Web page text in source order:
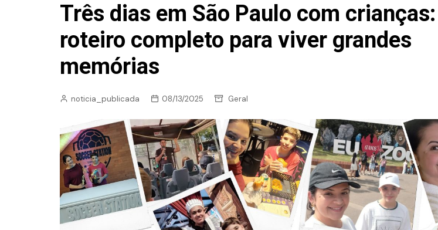
Três dias em São Paulo com crianças:
roteiro completo para viver grandes
memórias
noticia_publicada 08/13/2025 Geral